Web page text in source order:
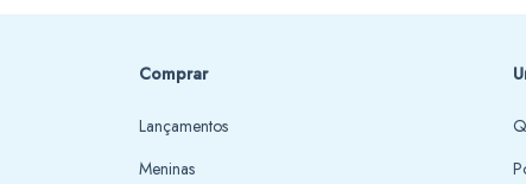
Comprar
Lançamentos
Meninas